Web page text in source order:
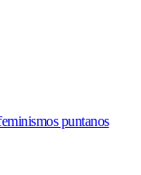
puntanos